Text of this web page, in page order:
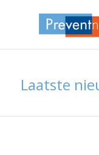
Laatste